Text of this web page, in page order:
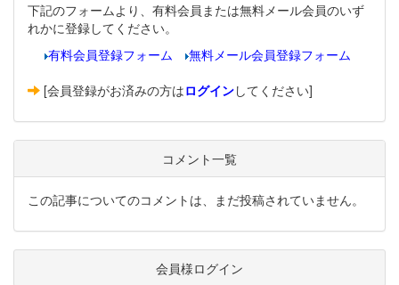
下記のフォームより、有料会員または無料メール会員のいず
れかに登録してください。
有料会員登録フォーム
無料メール会員登録フォーム
[会員登録がお済みの方はログインしてください]
コメント一覧
この記事についてのコメントは、まだ投稿されていません。
会員様ログイン